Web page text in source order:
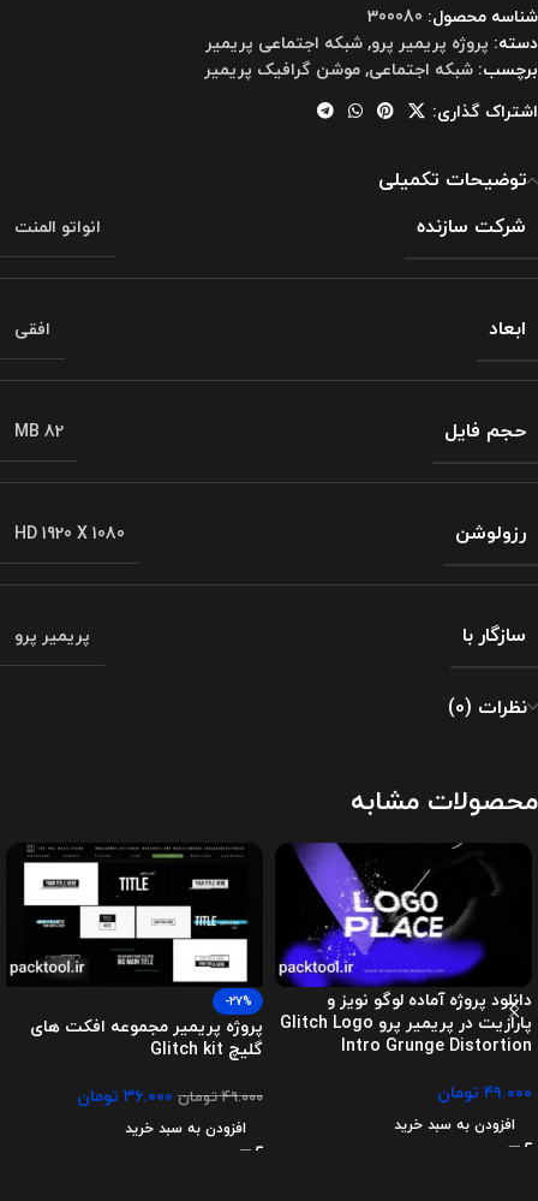
شناسه محصول: 300080
دسته: پروژه پریمیر پرو,شبکه اجتماعی پریمیر
برچسب: شبکه اجتماعی,موشن گرافیک پریمیر
اشتراک گذاری:
توضیحات تکمیلی
شرکت سازنده
انواتو المنت
ابعاد افقی
حجم فایل 82 MB
رزولوشن HD 1920 X 1080
سازگار با پریمیر پرو
نظرات (0)
محصولات مشابه
دانلود پروژه آماده لوگو نویز و
پارازیت در پریمیر پرو Glitch Logo
Intro Grunge Distortion
۴۹.۰۰۰ تومان
افزودن به سبد خرید
-27%
پروژه پریمیر مجموعه افکت های
گلیچ Glitch kit
۴۹.۰۰۰تومان ۳۶.۰۰۰ تومان
افزودن به سبد خرید